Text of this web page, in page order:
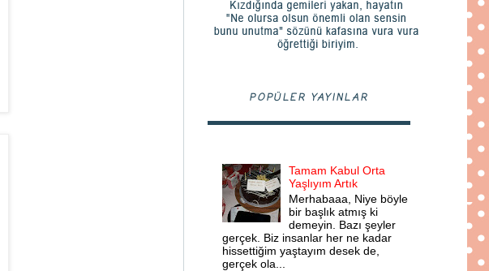
POPÜLER YAYINLAR
Tamam Kabul Orta
Yaşlıyım Artık
Merhabaaa, Niye böyle
bir başlık atmış ki
demeyin. Bazı şeyler
gerçek. Biz insanlar her ne kadar
hissettiğim yaştayım desek de,
gerçek ola...